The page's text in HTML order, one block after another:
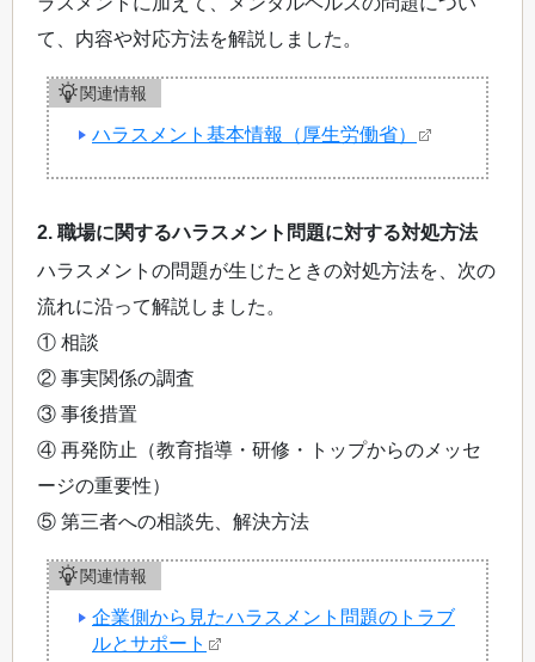
て、内容や対応方法を解説しました。
関連情報
ハラスメント基本情報（厚生労働省）
2. 職場に関するハラスメント問題に対する対処方法
ハラスメントの問題が生じたときの対処方法を、次の
流れに沿って解説しました。
① 相談
② 事実関係の調査
③ 事後措置
④ 再発防止（教育指導・研修・トップからのメッセ
ージの重要性）
⑤ 第三者への相談先、解決方法
関連情報
企業側から見たハラスメント問題のトラブ
ルとサポート